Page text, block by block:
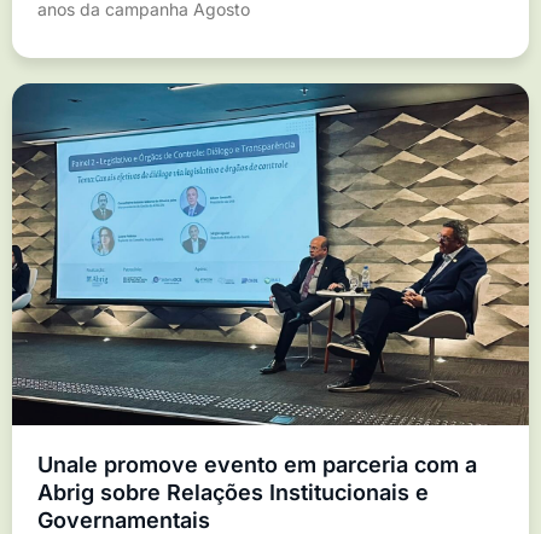
anos da campanha Agosto
Unale promove evento em parceria com a
Abrig sobre Relações Institucionais e
Governamentais